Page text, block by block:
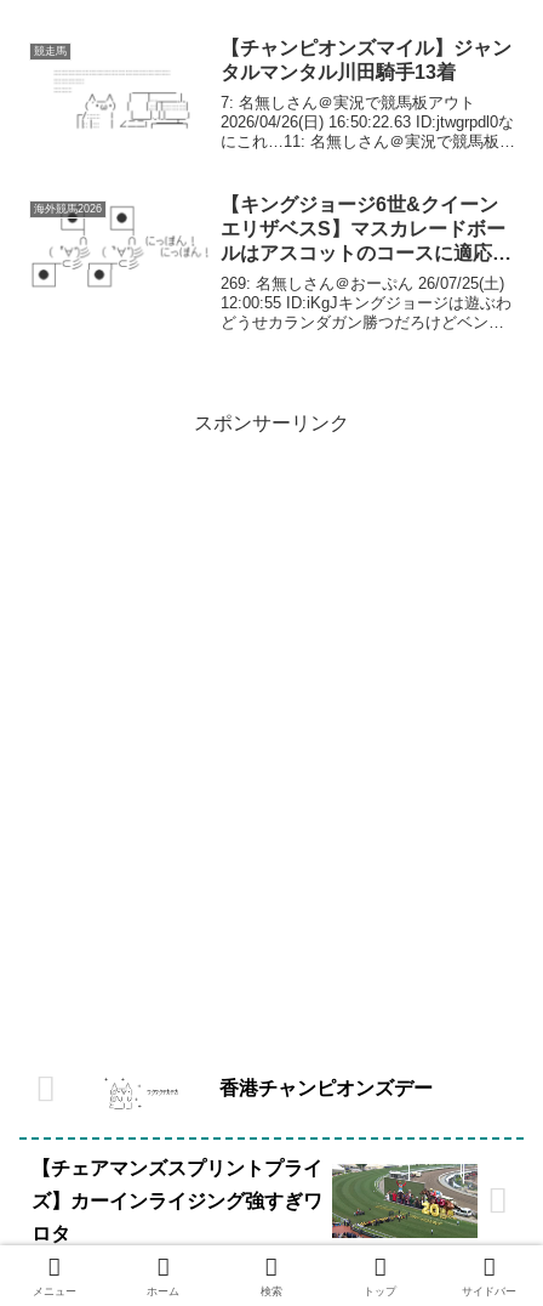
競走馬
【チャンピオンズマイル】ジャン
タルマンタル川田騎手13着
7: 名無しさん＠実況で競馬板アウト
2026/04/26(日) 16:50:22.63 ID:jtwgrpdl0な
にこれ…11: 名無しさん＠実況で競馬板ア
海外競馬2026
【キングジョージ6世&クイーン
エリザベスS】マスカレードボー
ルはアスコットのコースに適応で
きるのか 他
269: 名無しさん＠おーぷん 26/07/25(土)
12:00:55 ID:iKgJキングジョージは遊ぶわ
どうせカランダガン勝つだろけどベンヴ
スポンサーリンク
香港チャンピオンズデー
【チェアマンズスプリントプライ
ズ】カーインライジング強すぎワ
ロタ
メニュー ホーム 検索 トップ サイドバー